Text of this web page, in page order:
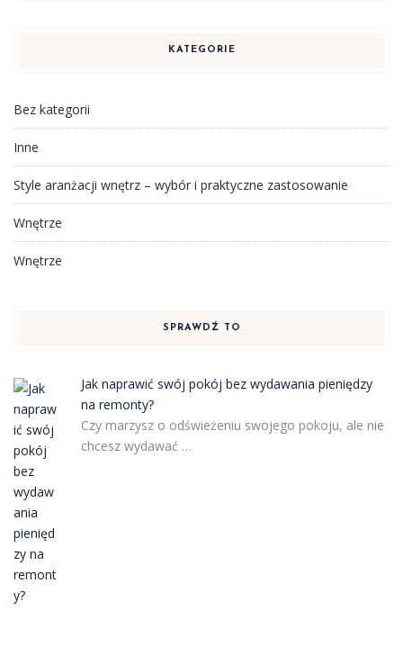
KATEGORIE
Bez kategorii
Inne
Style aranżacji wnętrz – wybór i praktyczne zastosowanie
Wnętrze
Wnętrze
SPRAWDŹ TO
Jak naprawić swój pokój bez wydawania pieniędzy
na remonty?
Czy marzysz o odświeżeniu swojego pokoju, ale nie
chcesz wydawać …